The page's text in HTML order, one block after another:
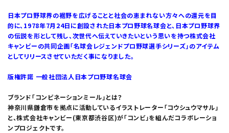
日本プロ野球界の裾野を広げることと社会の恵まれない方々への還元を目
的に、1978年7月24日に創設された日本プロ野球名球会と、日本プロ野球界
の伝説を形として残し、次世代へ伝えていきたいという思いを持つ株式会社
キャンビーの共同企画「名球会レジェンドプロ野球選手シリーズ」のアイテム
としてリリースさせていただく事になりました。
版権許諾 一般社団法人日本プロ野球名球会
ブランド「コンビネーションミール」とは？
神奈川県鎌倉市を拠点に活動しているイラストレーター「コウシュウマサル」
と、株式会社キャンビー(東京都渋谷区)が「コンビ」を組んだコラボレーショ
ンプロジェクトです。